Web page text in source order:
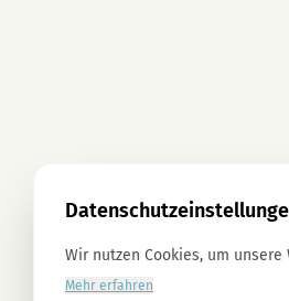
Wir nutzen Cookies, um
Mehr erfahren